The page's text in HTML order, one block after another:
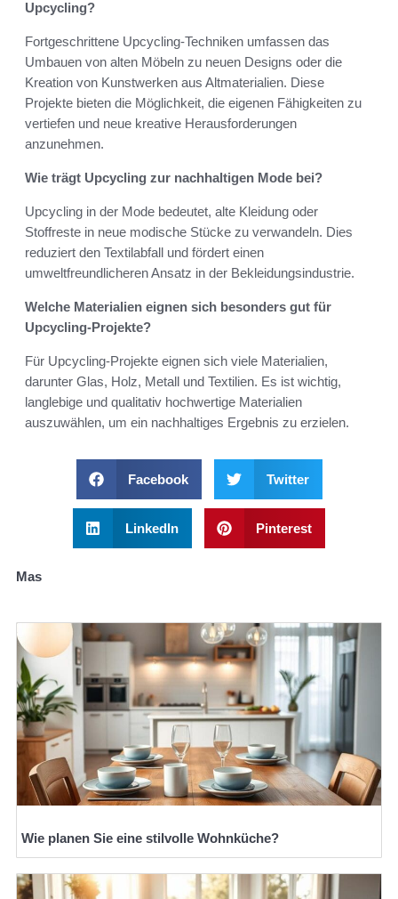
Upcycling?
Fortgeschrittene Upcycling-Techniken umfassen das
Umbauen von alten Möbeln zu neuen Designs oder die
Kreation von Kunstwerken aus Altmaterialien. Diese
Projekte bieten die Möglichkeit, die eigenen Fähigkeiten zu
vertiefen und neue kreative Herausforderungen
anzunehmen.
Wie trägt Upcycling zur nachhaltigen Mode bei?
Upcycling in der Mode bedeutet, alte Kleidung oder
Stoffreste in neue modische Stücke zu verwandeln. Dies
reduziert den Textilabfall und fördert einen
umweltfreundlicheren Ansatz in der Bekleidungsindustrie.
Welche Materialien eignen sich besonders gut für
Upcycling-Projekte?
Für Upcycling-Projekte eignen sich viele Materialien,
darunter Glas, Holz, Metall und Textilien. Es ist wichtig,
langlebige und qualitativ hochwertige Materialien
auszuwählen, um ein nachhaltiges Ergebnis zu erzielen.
Facebook Twitter
LinkedIn Pinterest
Mas
Wie planen Sie eine stilvolle Wohnküche?